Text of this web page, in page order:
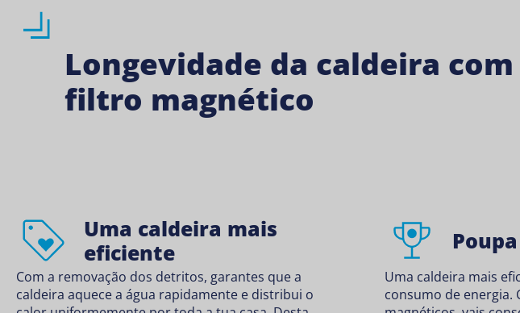
Longevidade da caldeira com
filtro magnético
Uma caldeira mais
eficiente
Com a removação dos detritos, garantes que a
caldeira aquece a água rapidamente e distribui o
Uma caldeira mais
consumo de energia.